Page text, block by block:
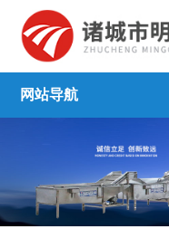
网站导航